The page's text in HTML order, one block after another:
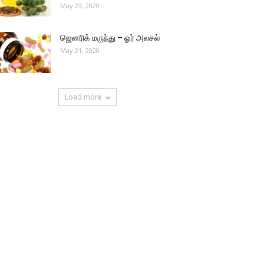
May 23, 2020
ஜெனரிக் மருந்து – ஓர் அலசல்
May 21, 2020
Load more